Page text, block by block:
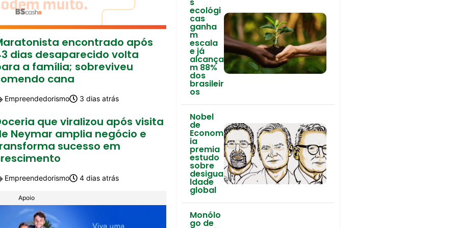
encontrado após
dias desaparecido volta
a família; sobreviveu
cana
Empreendedorismo 3 dias atrás
que viralizou após visita
Neymar amplia negócio e
sucesso em
Empreendedorismo 4 dias atrás
Apoio
s
ecológi
cas
ganha
m
escala
e já
alcança
m 88%
dos
brasileir
os
Nobel
de
Econom
ia
premia
estudo
sobre
desigua
ldade
global
Monólo
go de